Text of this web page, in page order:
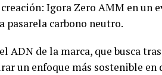
Igora Zero AMM en un
pasarela carbono neutro.
ADN de la marca, que busca
un enfoque más sostenible en